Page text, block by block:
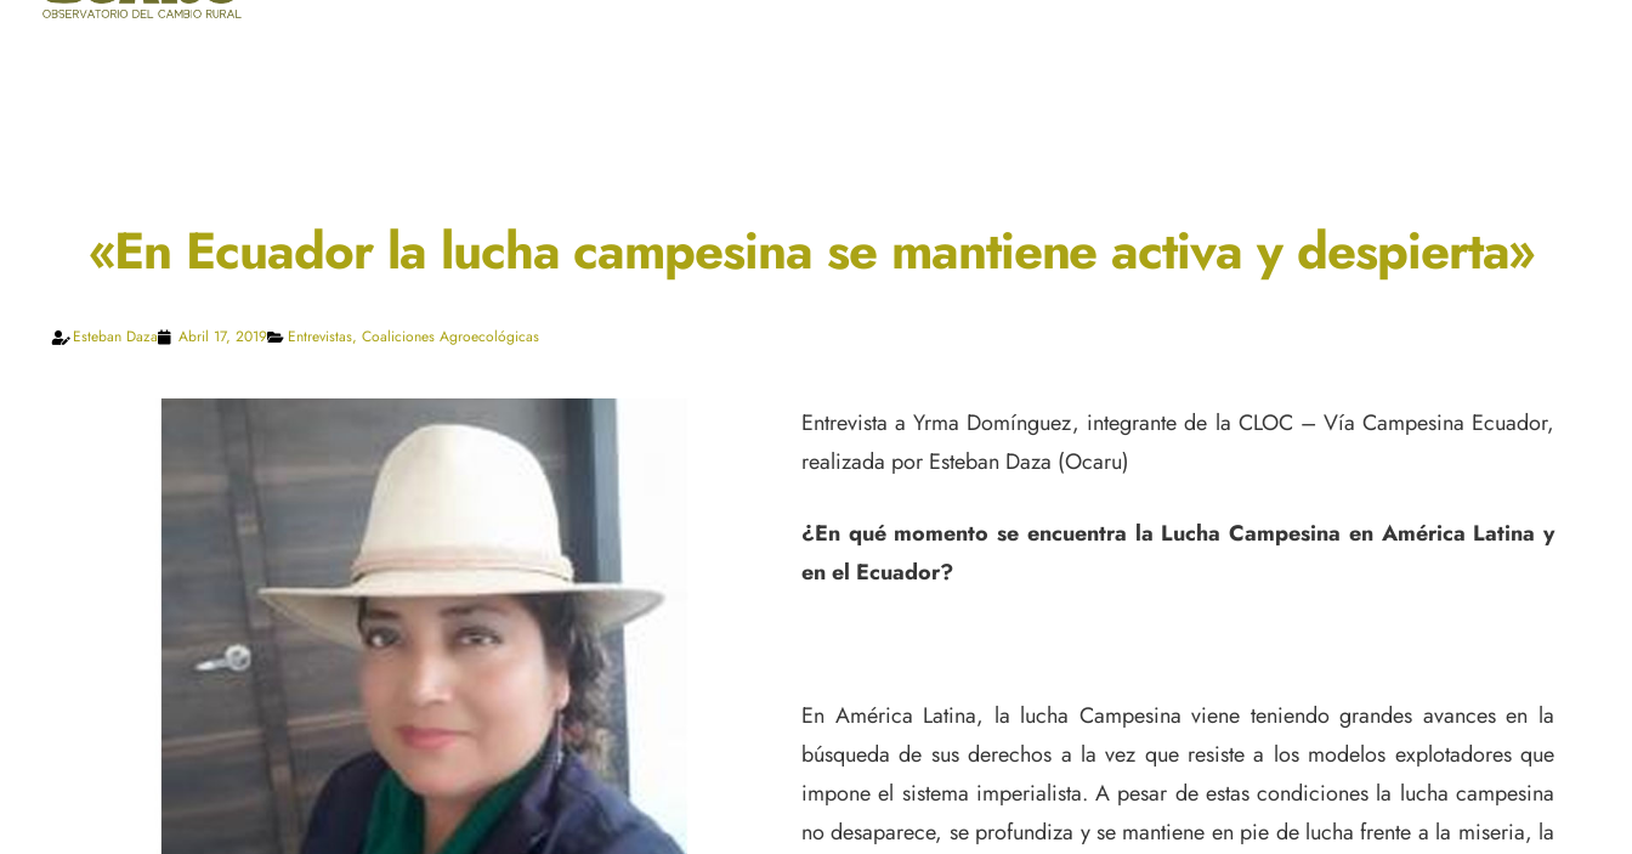
«En Ecuador la lucha campesina se mantiene activa y despierta»
Esteban Daza Abril 17, 2019 Entrevistas, Coaliciones Agroecológicas
Entrevista a Yrma Domínguez, integrante de la CLOC – Vía Campesina Ecuador,
realizada por Esteban Daza (Ocaru)
¿En qué momento se encuentra la Lucha Campesina en América Latina y
en el Ecuador?
En América Latina, la lucha Campesina viene teniendo grandes avances en la
búsqueda de sus derechos a la vez que resiste a los modelos explotadores que
impone el sistema imperialista. A pesar de estas condiciones la lucha campesina
no desaparece, se profundiza y se mantiene en pie de lucha frente a la miseria, la